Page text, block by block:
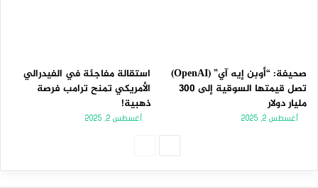
صحيفة: “أوبن إيه آي” (OpenAI)
تصل قيمتها السوقية إلى 300
مليار دولار
أغسطس 2, 2025
استقالة مفاجئة في الفيدرالي
الأمريكي تمنح ترامب فرصة
ذهبية!
أغسطس 2, 2025